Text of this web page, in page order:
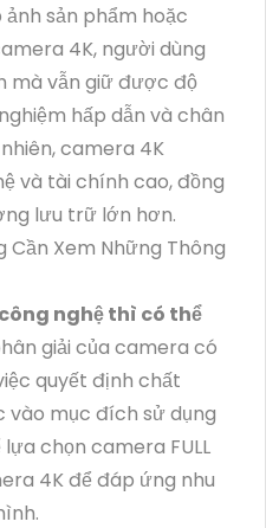
sản phẩm hoặc
4K, người dùng
mà vẫn giữ được độ
hấp dẫn và chân
camera 4K
và tài chính cao, đồng
lưu trữ lớn hơn.
nghệ thì có thể
giải của camera có
quyết định chất
vào mục đích sử dụng
chọn camera FULL
4K để đáp ứng nhu